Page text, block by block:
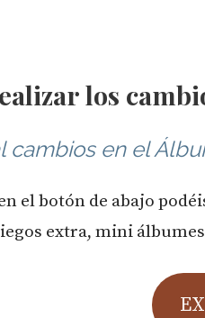
los
cambios en el
el botón de abajo
extra, mini